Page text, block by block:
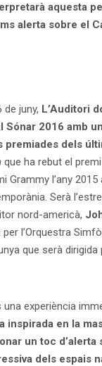
aquesta
alerta sobre el
de juny, L’Auditori
Sónar 2016 amb
premiades dels
que ha rebut el
Grammy l’any
Serà
nord-americà,
l’Orquestra
que serà dirigida
una experiència
inspirada en la
un toc d’alerta
dels espais